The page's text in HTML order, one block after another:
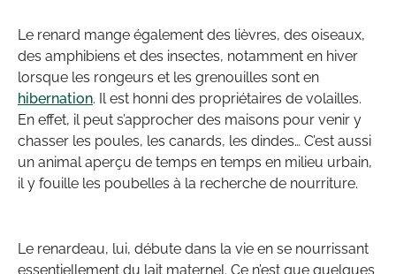
Le renard mange également des lièvres, des oiseaux,
des amphibiens et des insectes, notamment en hiver
lorsque les rongeurs et les grenouilles sont en
hibernation. Il est honni des propriétaires de volailles.
En effet, il peut s’approcher des maisons pour venir y
chasser les poules, les canards, les dindes… C’est aussi
un animal aperçu de temps en temps en milieu urbain,
il y fouille les poubelles à la recherche de nourriture.
Le renardeau, lui, débute dans la vie en se nourrissant
essentiellement du lait maternel. Ce n’est que quelques